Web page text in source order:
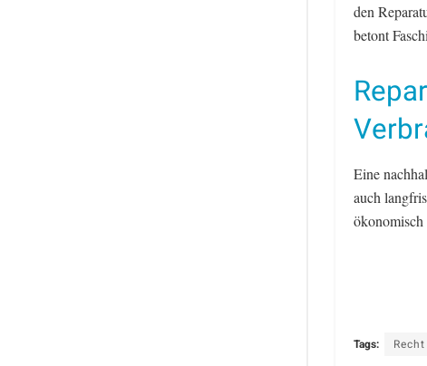
den
betont
Eine
auch
ökonomisch
Tags: